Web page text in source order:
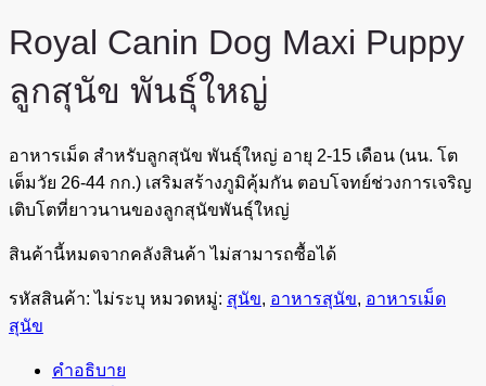
Royal Canin Dog Maxi Puppy
ลูกสุนัข พันธุ์ใหญ่
อาหารเม็ด สำหรับลูกสุนัข พันธุ์ใหญ่ อายุ 2-15 เดือน (นน. โต
เต็มวัย 26-44 กก.) เสริมสร้างภูมิคุ้มกัน ตอบโจทย์ช่วงการเจริญ
เติบโตที่ยาวนานของลูกสุนัขพันธุ์ใหญ่
สินค้านี้หมดจากคลังสินค้า ไม่สามารถซื้อได้
รหัสสินค้า:ไม่ระบุ หมวดหมู่: สุนัข, อาหารสุนัข, อาหารเม็ด
สุนัข
คำอธิบาย